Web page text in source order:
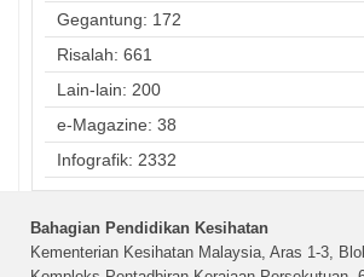
Gegantung: 172
Risalah: 661
Lain-lain: 200
e-Magazine: 38
Infografik: 2332
Bahagian Pendidikan Kesihatan
Kementerian Kesihatan Malaysia, Aras 1-3,